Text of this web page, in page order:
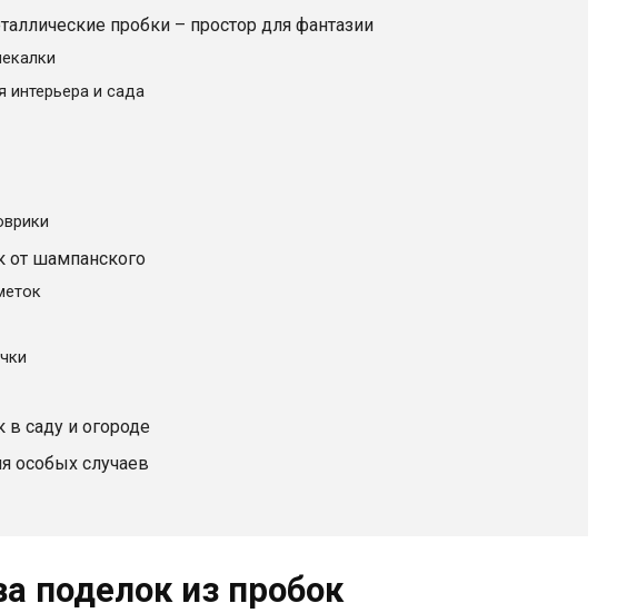
пробки – простор для фантазии
интерьера и сада
от шампанского
в саду и огороде
особых случаев
поделок из пробок